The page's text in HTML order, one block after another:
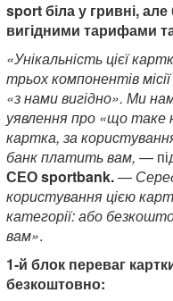
sport біла у гривні,
вигідними тарифами
«Унікальність цієї
трьох компонентів
«з нами вигідно». Ми
уявлення про «що таке
картка, за
банк платить вам, —
СЕОsportbank.—
користування цією
категорії: або
вам».
1-й блок переваг
безкоштовно: